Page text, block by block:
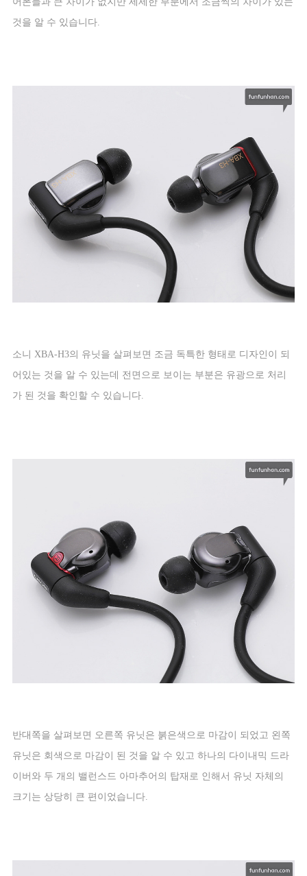
것을 알 수 있습니다.
소니 XBA-H3의 유닛을 살펴보면 조금 독특한 형태로 디자인이 되
어있는 것을 알 수 있는데 전면으로 보이는 부분은 유광으로 처리
가 된 것을 확인할 수 있습니다
반대쪽을 살펴보면 오른쪽 유닛은 붉은색으로 마감이 되었고 왼쪽
유닛은 회색으로 마감이 된 것을 알 수 있고 하나의 다이내믹 드라
이버와 두 개의 밸런스드 아마추어의 탑재로 인해서 유닛 자체의
크기는 상당히 큰 편이었습니다